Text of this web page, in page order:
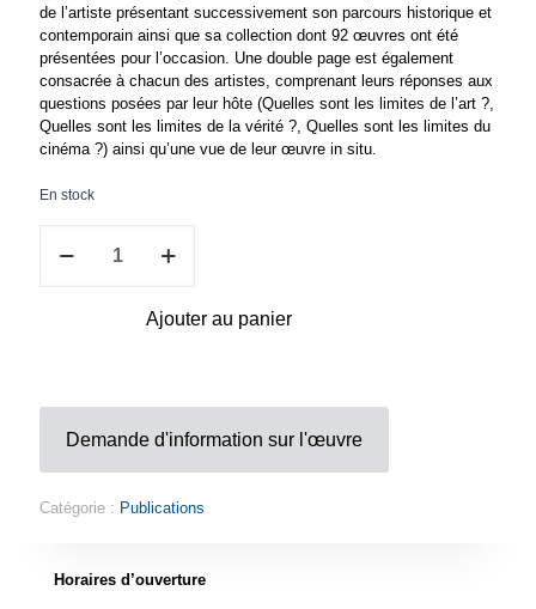
de l’artiste présentant successivement son parcours historique et
contemporain ainsi que sa collection dont 92 œuvres ont été
présentées pour l’occasion. Une double page est également
consacrée à chacun des artistes, comprenant leurs réponses aux
questions posées par leur hôte (Quelles sont les limites de l’art ?,
Quelles sont les limites de la vérité ?, Quelles sont les limites du
cinéma ?) ainsi qu’une vue de leur œuvre in situ.
En stock
109
Ajouter au panier
Demande d'information sur l'œuvre
Catégorie : Publications
Horaires d’ouverture